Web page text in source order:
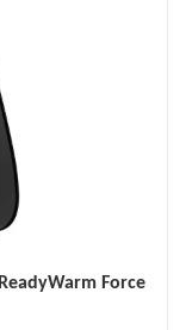
Force